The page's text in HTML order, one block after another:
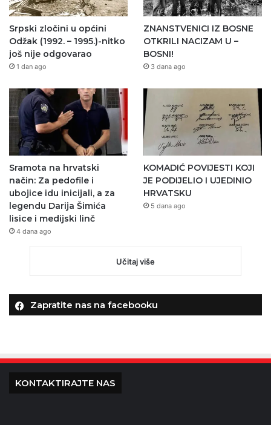
Srpski zločini u općini
Odžak (1992. – 1995.)-nitko
još nije odgovarao
1 dan ago
ZNANSTVENICI IZ BOSNE
OTKRILI NACIZAM U –
BOSNI!
3 dana ago
Sramota na hrvatski
način: Za pedofile i
ubojice idu inicijali, a za
legendu Darija Šimića
lisice i medijski linč
4 dana ago
KOMADIĆ POVIJESTI KOJI
JE PODIJELIO I UJEDINIO
HRVATSKU
5 dana ago
Učitaj više
Zapratite nas na facebooku
KONTAKTIRAJTE NAS